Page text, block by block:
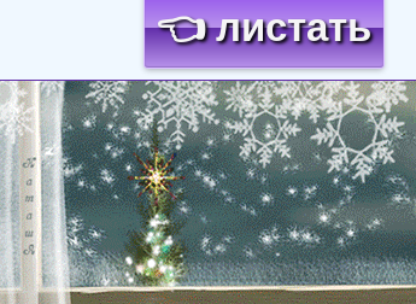
👈 листать
Загрузка картинки...